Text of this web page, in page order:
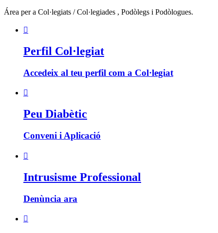
Área per a Col·legiats / Col·legiades , Podòlegs i Podòlogues.

Perfil Col·legiat
Accedeix al teu perfil com a Col·legiat

Peu Diabètic
Conveni i Aplicació

Intrusisme Professional
Denùncia ara
